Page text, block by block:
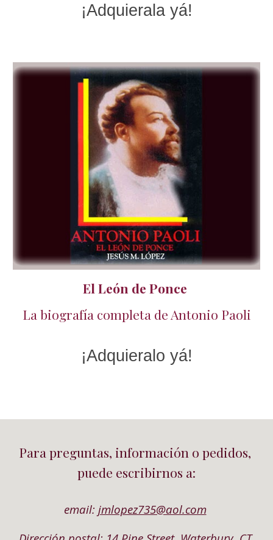
¡Adquierala yá!
El León de Ponce
La biografía completa de Antonio Paoli
¡Adquieral o yá!
Para preguntas, información o pedidos,
puede escribirnos a:
email: jmlopez735@aol.com